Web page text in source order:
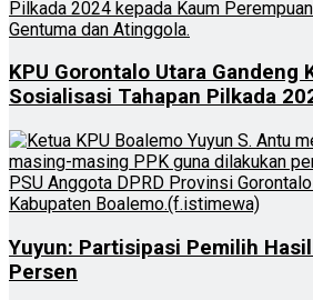
KPU Gorontalo Utara Gandeng
Sosialisasi Tahapan Pilkada
Yuyun: Partisipasi Pemilih Hasil
Persen